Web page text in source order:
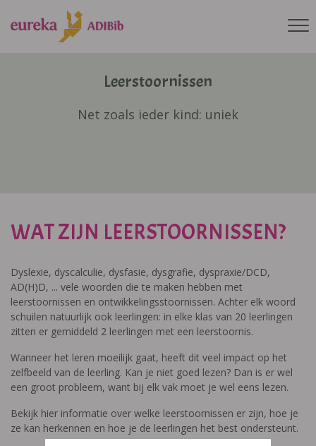
Leerstoornissen
Net zoals ieder kind: uniek
WAT ZIJN LEERSTOORNISSEN?
Dyslexie, dyscalculie, dysfasie, dysgrafie, dyspraxie/DCD,
AD(H)D, ... vele woorden die te maken hebben met
leerstoornissen en ontwikkelingsstoornissen. Achter elk woord
schuilen natuurlijk ook leerlingen: in elke klas van 20 leerlingen
zitten er gemiddeld 2 leerlingen met een leerstoornis.
Wanneer het leren moeilijk gaat, heeft dit veel impact op het
zelfbeeld van de leerling. Kan je niet goed lezen? Dan is er wel
een groot probleem, want bij elk vak moet je wel eens lezen.
Bekijk hier informatie over welke leerstoornissen er zijn, hoe je
ze kan herkennen en hoe je de leerlingen het best ondersteunt.